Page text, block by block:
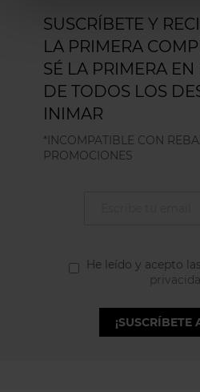
SUSCRÍBETE Y
LA PRIMERA
SÉ LA PRIMERA EN
DE TODOS LOS
INIMAR
*INCOMPATIBLE CON
PROMOCIONES
He leído y acepto las
¡SUSCRÍBETE